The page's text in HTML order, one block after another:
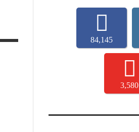
84,145
3,580